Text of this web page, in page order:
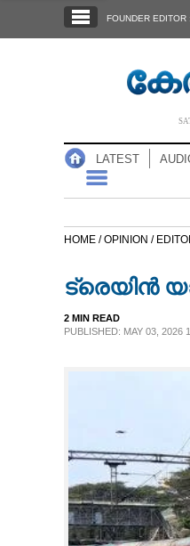
NOTIFIED NEWS
FOUNDER
LATEST
HOME /OPINION /
ട്രെയിൻ
2 MIN READ
PUBLISHED: MAY 03, 2026